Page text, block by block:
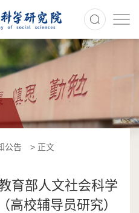
公告 > 正文
育部人文社会科学
高校辅导员研究）